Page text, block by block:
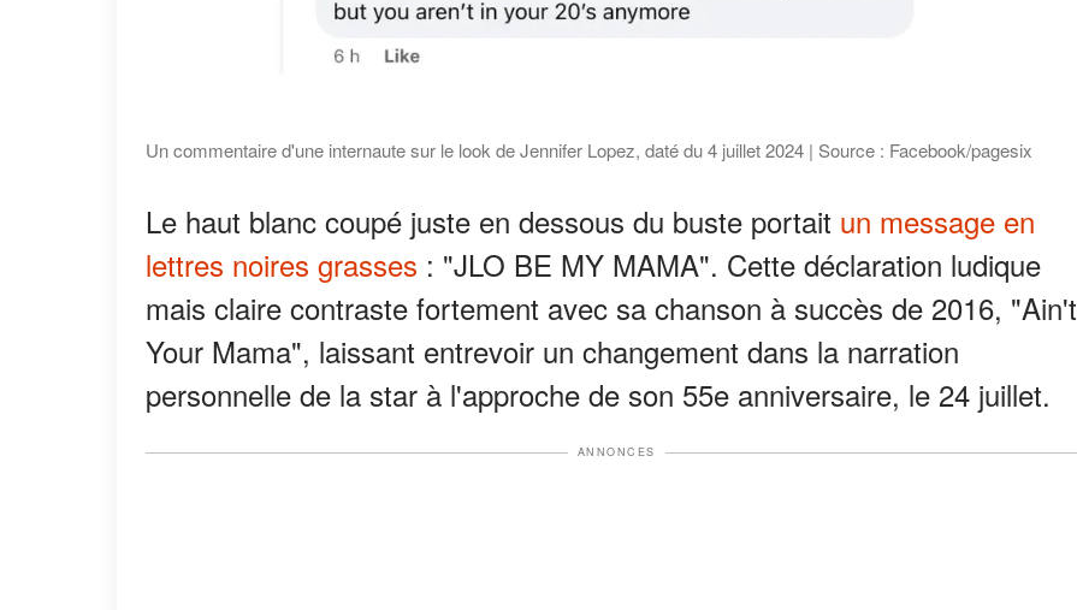
Un commentaire d'une internaute sur le look de Jennifer Lopez, daté du 4 juillet 2024 | Source : Facebook/pagesix
Le haut blanc coupé juste en dessous du buste portait un message en
lettres noires grasses : "JLO BE MY MAMA". Cette déclaration ludique
mais claire contraste fortement avec sa chanson à succès de 2016, "Ain't
Your Mama", laissant entrevoir un changement dans la narration
personnelle de la star à l'approche de son 55e anniversaire, le 24 juillet.
ANNONCES